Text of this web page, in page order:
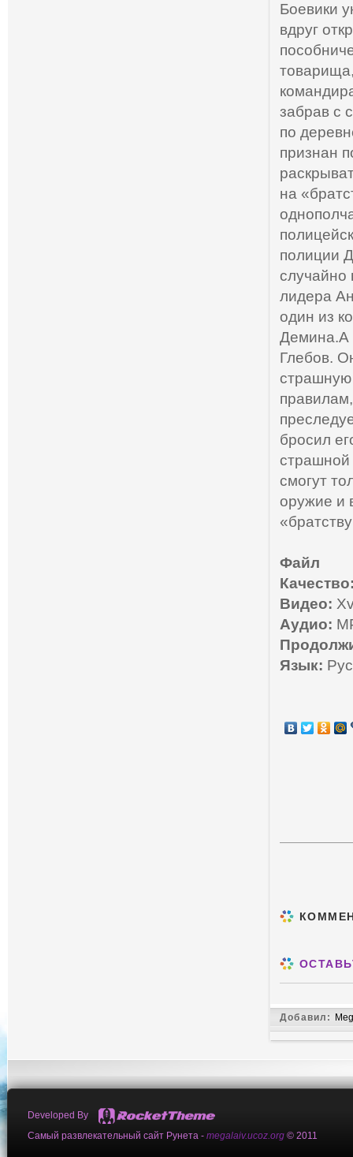
Боевики
вдруг
забрав с
по
признан
на
полиции
случайно
лидера
один из
Демина.А
Глебов.
страшную
бросил
страшной
смогут
оружие и
Файл
Видео:
Аудио:
Язык:
Добавил:
Developed By
Самый развлекательный сайт Рунета - megalaiv.ucoz.org © 2011